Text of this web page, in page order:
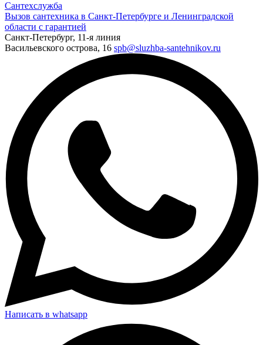
Сантехслужба
Вызов сантехника в Санкт-Петербурге и Ленинградской
области с гарантией
Санкт-Петербург, 11-я линия
Васильевского острова, 16 spb@sluzhba-santehnikov.ru
Написать в whatsapp